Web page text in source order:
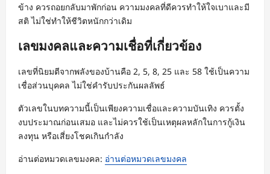
ข้าง ควรถอยกลับมาพักก่อน ความมงคลที่ดีควรทำให้ใจเบาและมี
สติ ไม่ใช่ทำให้ชีวิตหนักกว่าเดิม
เลขมงคลและความเชื่อที่เกี่ยวข้อง
เลขที่นิยมตีจากพลังของบ้านคือ 2, 5, 8, 25 และ 58 ใช้เป็นความ
เชื่อส่วนบุคคล ไม่ใช่คำรับประกันผลลัพธ์
ตัวเลขในบทความนี้เป็นเพียงความเชื่อและความบันเทิง ควรตั้ง
งบประมาณก่อนเสมอ และไม่ควรใช้เป็นเหตุผลหลักในการกู้เงิน
ลงทุน หรือเสี่ยงโชคเกินกำลัง
อ่านต่อหมวดเลขมงคล: อ่านต่อหมวดเลขมงคล